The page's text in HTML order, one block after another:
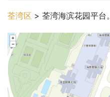
荃湾区 > 荃湾海滨花园平台。